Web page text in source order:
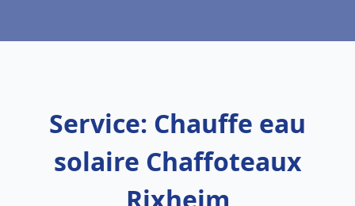
Service: Chauffe eau
solaire Chaffoteaux